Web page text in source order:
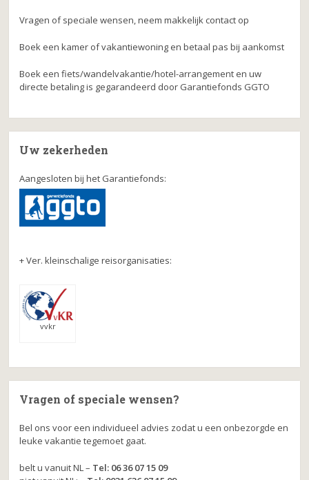
Vragen of speciale wensen, neem makkelijk contact op
Boek een kamer of vakantiewoning en betaal pas bij aankomst
Boek een fiets/wandelvakantie/hotel-arrangement en uw
directe betaling is gegarandeerd door Garantiefonds GGTO
Uw zekerheden
Aangesloten bij het Garantiefonds:
+ Ver. kleinschalige reisorganisaties:
vvkr
Vragen of speciale wensen?
Bel ons voor een individueel advies zodat u een onbezorgde en
leuke vakantie tegemoet gaat.
belt u vanuit NL – Tel: 06 36 07 15 09